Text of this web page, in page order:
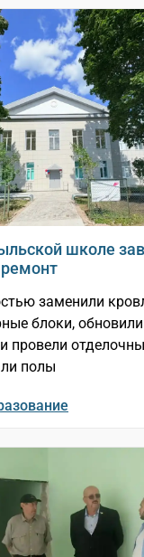
школе
заменили
блоки,
провели
полы